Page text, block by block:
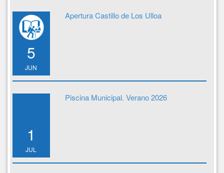
5
JUN
Apertura Castillo de Los Ulloa
1
JUL
Piscina Municipal. Verano 2026